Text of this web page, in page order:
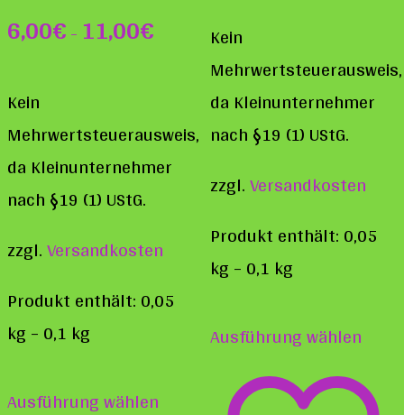
6,00€– 11,00€
Kein
Mehrwertsteuerausweis,
da Kleinunternehmer
nach §19 (1) UStG.
zzgl.Versandkosten
Produkt enthält: 0,05
kg– 0,1 kg
Ausführung wählen
Kein
Mehrwertsteuerausweis,
da Kleinunternehmer
nach §19 (1) UStG.
zzgl.Versandkosten
Produkt enthält: 0,05
kg– 0,1 kg
Ausführung wählen
weist